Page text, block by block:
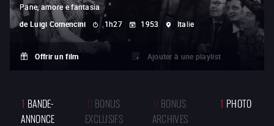
Pane, amore e fantasia
de Luigi Comencini 1h27 1953 Italie
Offrir un film Ajouter à une playlist
1 BANDE-
ANNONCE
0 BONUS
EXCLUSIFS
0 BONUS
ARCHIVES
1 PHOTO